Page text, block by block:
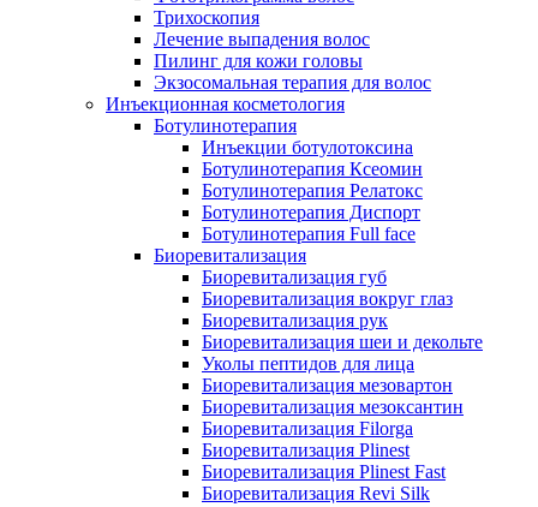
Трихоскопия
Лечение выпадения волос
Пилинг для кожи головы
Экзосомальная терапия для волос
Инъекционная косметология
Ботулинотерапия
Инъекции ботулотоксина
Ботулинотерапия Ксеомин
Ботулинотерапия Релатокс
Ботулинотерапия Диспорт
Ботулинотерапия Full face
Биоревитализация
Биоревитализация губ
Биоревитализация вокруг глаз
Биоревитализация рук
Биоревитализация шеи и декольте
Уколы пептидов для лица
Биоревитализация мезовартон
Биоревитализация мезоксантин
Биоревитализация Filorga
Биоревитализация Plinest
Биоревитализация Plinest Fast
Биоревитализация Revi Silk